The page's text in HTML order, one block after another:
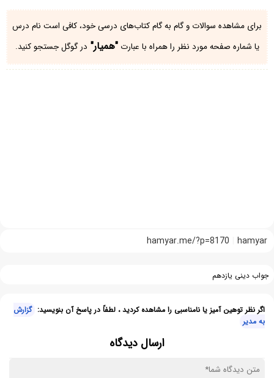
برای مشاهده سوالات و گام به گام کتاب‌های درسی خود، کافی است نام درس
یا شماره صفحه مورد نظر را همراه با عبارت"همیار" در گوگل جستجو کنید.
hamyar
hamyar.me/?p=8170
جواب دینی یازدهم
اگر نظر توهین آمیز یا نامناسبی را مشاهده کردید ، لطفاً در پاسخ آن بنویسید: گزارش
به مدیر
ارسال دیدگاه